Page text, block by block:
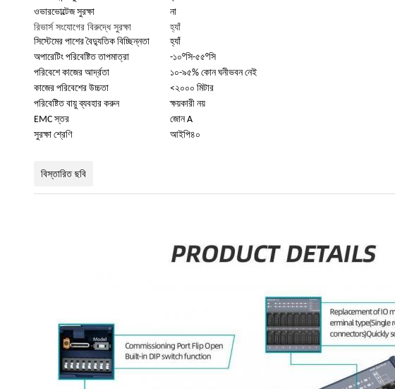
ওভারভোল্টেজ সুরক্ষা
না
রিভার্স সংযোগের বিরুদ্ধে সুরক্ষা হ্যাঁ
সিস্টেমের পাশের বৈদ্যুতিক বিচ্ছিন্নতা
হ্যাঁ
অপারেটিং পরিবেষ্টিত তাপমাত্রা
-১০°সি-৫৫°সি
পরিবেশে কাজের আর্দ্রতা
১০-৯৫% কোন ঘনীভবন নেই
কাজের পরিবেশের উচ্চতা
<২০০০ মিটার
পরিবেষ্টিত বায়ু ব্যবহার করুন
ক্ষয়কারী নয়
EMC স্তর
জোন A
সুরক্ষা শ্রেণি
আইপি৪০
বিস্তারিত ছবি